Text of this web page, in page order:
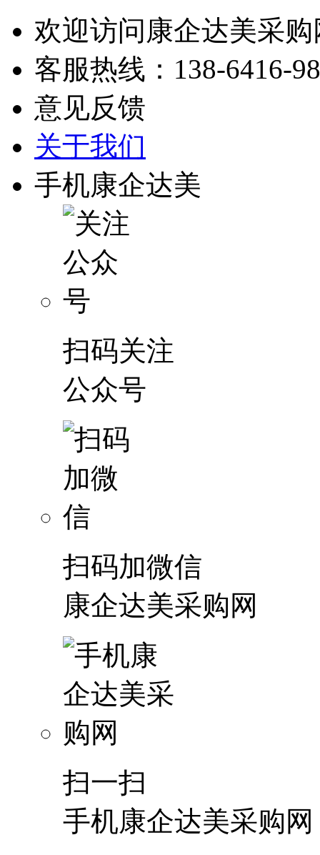
欢迎访问康企达美采购
客服热线： 138-6416-
意见反馈
关于我们
手机康企达美
扫码关注
公众号
扫码加微信
康企达美采购网
扫一扫
手机康企达美采购网